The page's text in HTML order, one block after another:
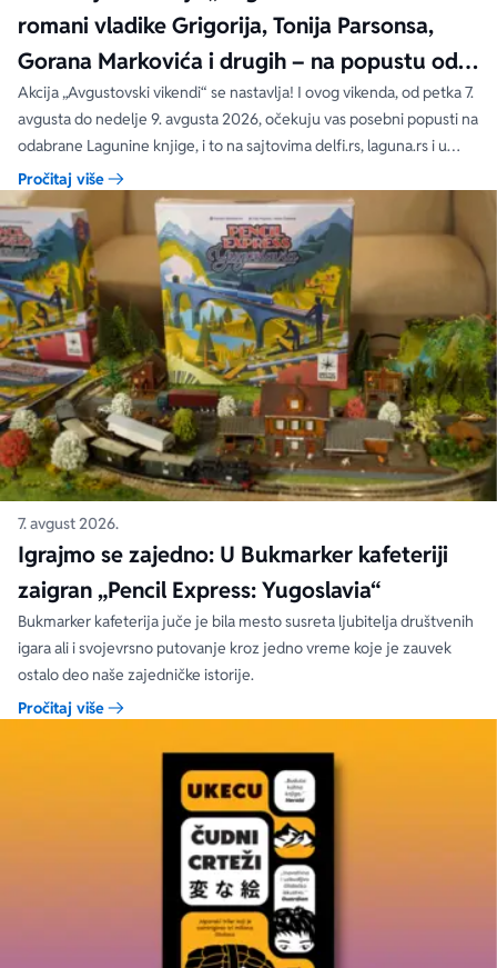
romani vladike Grigorija, Tonija Parsonsa,
Gorana Markovića i drugih – na popustu od
čak 40, 50 i 60%
Akcija „Avgustovski vikendi“ se nastavlja! I ovog vikenda, od petka 7.
avgusta do nedelje 9. avgusta 2026, očekuju vas posebni popusti na
odabrane Lagunine knjige, i to na sajtovima delfi.rs, laguna.rs i u
svim Delfi knjižarama.
Pročitaj više
7. avgust 2026.
Igrajmo se zajedno: U Bukmarker kafeteriji
zaigran „Pencil Express: Yugoslavia“
Bukmarker kafeterija juče je bila mesto susreta ljubitelja društvenih
igara ali i svojevrsno putovanje kroz jedno vreme koje je zauvek
ostalo deo naše zajedničke istorije.
Pročitaj više